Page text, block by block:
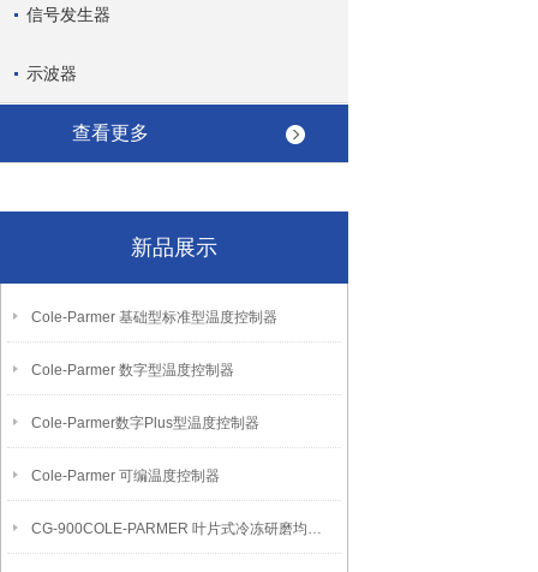
信号发生器
示波器
查看更多
新品展示
Cole-Parmer 基础型标准型温度控制器
Cole-Parmer 数字型温度控制器
Cole-Parmer数字Plus型温度控制器
Cole-Parmer 可编温度控制器
CG-900COLE-PARMER 叶片式冷冻研磨均质机